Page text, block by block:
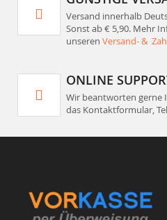
Versand innerhalb
Sonst ab € 5,90. Mehr
unseren Versand- &
ONLINE
Wir beantworten gerne
das Kontaktformular,